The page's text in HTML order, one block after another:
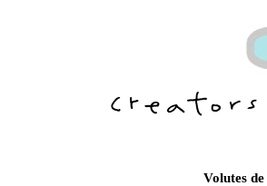
Volutes